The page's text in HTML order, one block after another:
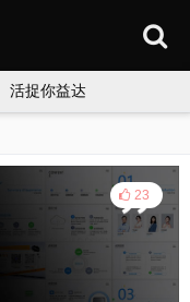
活捉你益达
23